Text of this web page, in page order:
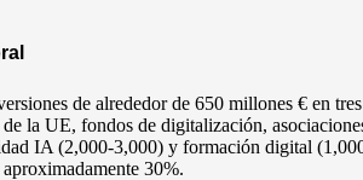
de alrededor de 650 millones € en
la UE, fondos de digitalización,
IA (2,000-3,000) y formación digital
30%.